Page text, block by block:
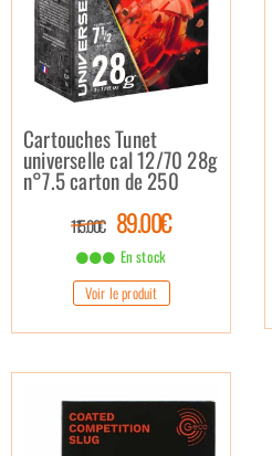
Cartouches Tunet
universelle cal 12/70 28g
n°7.5 carton de 250
115.00€ 89.00€
En stock
Voir le produit